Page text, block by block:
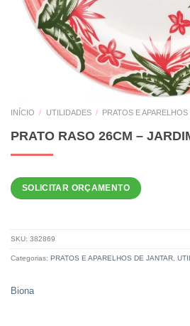
INÍCIO / UTILIDADES / PRATOS E
PRATO RASO 26CM –
SOLICITAR ORÇAMENTO
SKU: 382869
Categorias: PRATOS E APARELHOS DE JANTAR,
Biona